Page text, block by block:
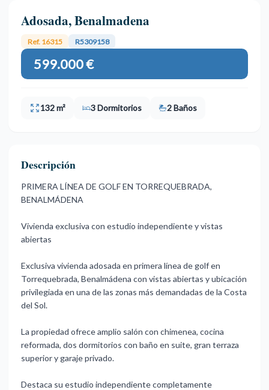
Adosada, Benalmadena
Ref. 16315 R5309158
599.000 €
132 m² 3 Dormitorios 2 Baños
Descripción
PRIMERA LÍNEA DE GOLF EN TORREQUEBRADA,
BENALMÁDENA
Vivienda exclusiva con estudio independiente y vistas
abiertas
Exclusiva vivienda adosada en primera línea de golf en
Torrequebrada, Benalmádena con vistas abiertas y ubicación
privilegiada en una de las zonas más demandadas de la Costa
del Sol.
La propiedad ofrece amplio salón con chimenea, cocina
reformada, dos dormitorios con baño en suite, gran terraza
superior y garaje privado.
Destaca su estudio independiente completamente